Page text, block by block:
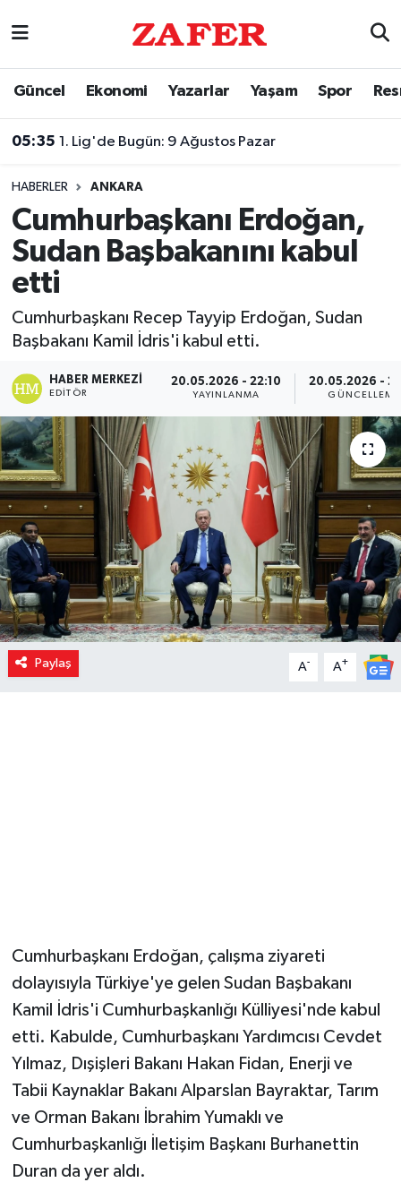
Güncel Ekonomi Yazarlar Yaşam Spor
05:35 1. Lig'de Bugün: 9 Ağustos Pazar
HABERLER ANKARA
Cumhurbaşkanı Erdoğan,
Sudan Başbakanını kabul
etti
Cumhurbaşkanı Recep Tayyip Erdoğan, Sudan
Başbakanı Kamil İdris'i kabul etti.
HABER MERKEZI
EDITÖR
20.05.2026 - 22:10
YAYINLANMA
20.05.2026 -
GÜNCELLEME
Paylaş A- A+
Cumhurbaşkanı Erdoğan, çalışma ziyareti
dolayısıyla Türkiye'ye gelen Sudan Başbakanı
Kamil İdris'i Cumhurbaşkanlığı Külliyesi'nde kabul
etti. Kabulde, Cumhurbaşkanı Yardımcısı Cevdet
Yılmaz, Dışişleri Bakanı Hakan Fidan, Enerji ve
Tabii Kaynaklar Bakanı Alparslan Bayraktar, Tarım
ve Orman Bakanı İbrahim Yumaklı ve
Cumhurbaşkanlığı İletişim Başkanı Burhanettin
Duran da yer aldı.
Nöbetçi Eczaneler
Trafik Durumu
Süper Lig Puan Durumu ve Fikstür
Tüm Manşetler
Son Dakika Haberleri
Haber Arşivi